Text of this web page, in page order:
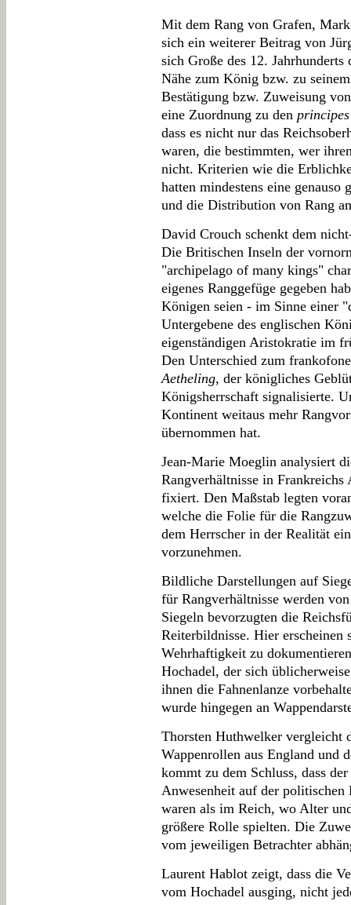
Mit dem Rang von Grafen,
sich ein weiterer Beitrag von
sich Große des 12.
Nähe zum König bzw. zu
Bestätigung bzw. Zuweisung
eine Zuordnung zu den principes
dass es nicht nur das
waren, die bestimmten, wer
nicht. Kriterien wie die
hatten mindestens eine
und die Distribution von Rang
David Crouch schenkt dem
Die Britischen Inseln der
"archipelago of many kings"
eigenes Ranggefüge gegeben
Königen seien - im Sinne einer
Untergebene des englischen
eigenständigen Aristokratie im
Den Unterschied zum
Aetheling, der königliches
Königsherrschaft signalisierte.
Kontinent weitaus mehr
übernommen hat.
Jean-Marie Moeglin analysiert
Rangverhältnisse in
fixiert. Den Maßstab legten
welche die Folie für die
dem Herrscher in der Realität
vorzunehmen.
Bildliche Darstellungen auf
für Rangverhältnisse werden
Siegeln bevorzugten die
Reiterbildnisse. Hier erscheinen
Wehrhaftigkeit zu
Hochadel, der sich
ihnen die Fahnenlanze
wurde hingegen an
Thorsten Huthwelker vergleicht
Wappenrollen aus England und
kommt zu dem Schluss, dass
Anwesenheit auf der politischen
waren als im Reich, wo Alter
größere Rolle spielten. Die
vom jeweiligen Betrachter
Laurent Hablot zeigt, dass die
vom Hochadel ausging, nicht